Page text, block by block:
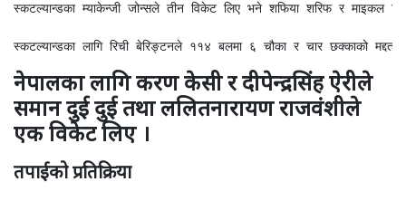
स्कटल्यान्डका म्याकेन्जी जोन्सले तीन विकेट लिए भने शफिया शरिफ र माइकल
स्कटल्यान्डका लागि रिची बेरिङ्टनले ११४ बलमा ६ चौका र चार छक्काको
नेपालका लागि करण केसी र दीपेन्द्रसिंह ऐरीले
समान दुई दुई तथा ललितनारायण राजवंशीले
एक विकेट लिए ।
तपाईको प्रतिक्रिया